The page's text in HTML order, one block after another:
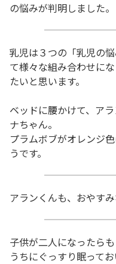
の悩みが判明しました。
乳児は３つの「乳児の
て様々な組み合わせに
たいと思います。
ベッドに腰かけて、ア
ナちゃん。
プラムボブがオレンジ
うです。
アランくんも、おやす
子供が二人になったら
うちにぐっすり眠って